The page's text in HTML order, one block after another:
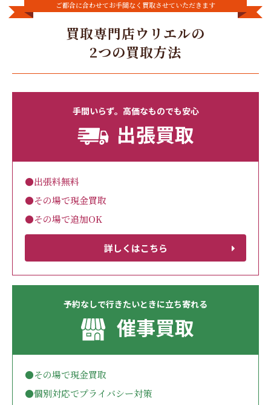
ご都合に合わせてお手間なく買取させていただきます
買取専門店ウリエルの
2つの買取方法
手間いらず。高価なものでも安心
出張買取
●出張料無料
●その場で現金買取
●その場で追加OK
詳しくはこちら
予約なしで行きたいときに立ち寄れる
催事買取
●その場で現金買取
●個別対応でプライバシー対策